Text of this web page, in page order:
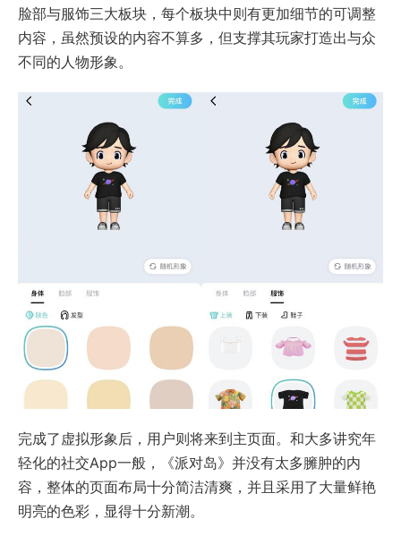
脸部与服饰三大板块，每个板块中则有更加细节的可调整
内容，虽然预设的内容不算多，但支撑其玩家打造出与众
不同的人物形象。
完成了虚拟形象后，用户则将来到主页面。和大多讲究年
轻化的社交App一般，《派对岛》并没有太多臃肿的内
容，整体的页面布局十分简洁清爽，并且采用了大量鲜艳
明亮的色彩，显得十分新潮。